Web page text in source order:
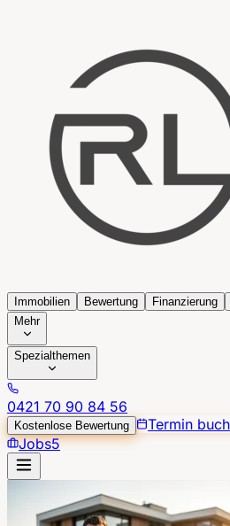
Immobilien Bewertung Finanzierung
Mehr
Spezialthemen
0421 70 90 84 56
Kostenlose Bewertung Termin
Jobs5